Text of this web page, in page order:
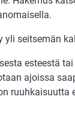
yli seitsemän
esteestä
ajoissa
ruuhkaisuutta